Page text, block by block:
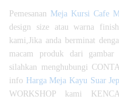
Pemesanan Meja Kursi Cafe
design size atau warna
kami,Jika anda berminat
macam produk dari
silahkan menghubungi
info Harga Meja Kayu Suar
WORKSHOP kami